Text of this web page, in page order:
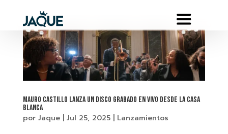
Mauro Castillo lanza un disco grabado en vivo desde la Casa
Blanca
por Jaque| Jul 25, 2025| Lanzamientos